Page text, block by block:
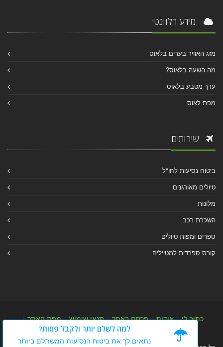
מידע רלוונטי
מזג האוויר בערים בלאוס
מה השעה בלאוס?
ערך מטבע בלאוס
מפת לאוס
שירותים
ביטוח נסיעות לחו"ל
טיולים מאורגנים
מלונות
השכרת רכב
ספרים ומפות טיולים
קורס ספרדית למטיילים
כתוב לי|אודות|פרסם באתר|תנאי שימוש|מפת האתר|
מפת אלבום|מפת מאמרי מידע
למה לשלם יותר ולקבל פחות?
נתאים לך את ביטוח הנסיעות המשתלם ביותר